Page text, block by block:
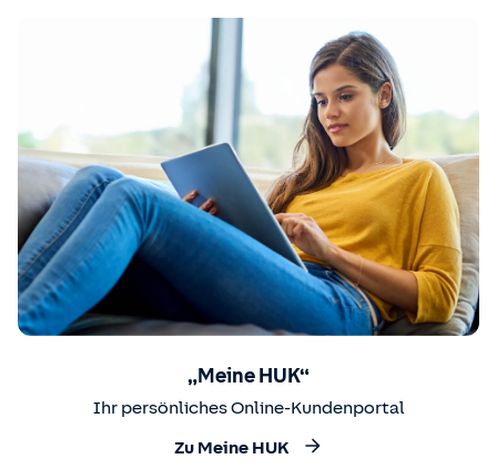
„Meine HUK“
Ihr persönliches Online-Kundenportal
Zu Meine HUK